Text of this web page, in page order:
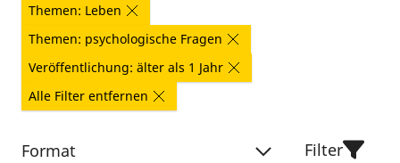
Themen: Leben
Themen: psychologische Fragen
Veröffentlichung: älter als 1 Jahr
Alle Filter entfernen
Format Filter